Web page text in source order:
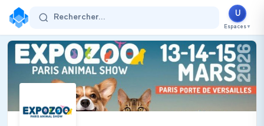
Expozoo Paris Animal Show
13 - 15 mars 2026
Paris Expo Porte de Versailles
ParisFrance
Secteur d'activité :animalier
Thématiques
Bien-être animal
Animaux de compagnie
Élevage
Santé animale
Rechercher... U
Espaces ▼